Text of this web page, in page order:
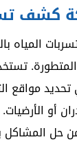
كشف
المياه
المتطورة.
مواقع
أو
حل